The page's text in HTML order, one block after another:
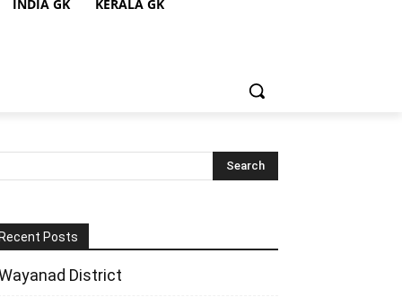
INDIA GK KERALA GK
Recent Posts
District